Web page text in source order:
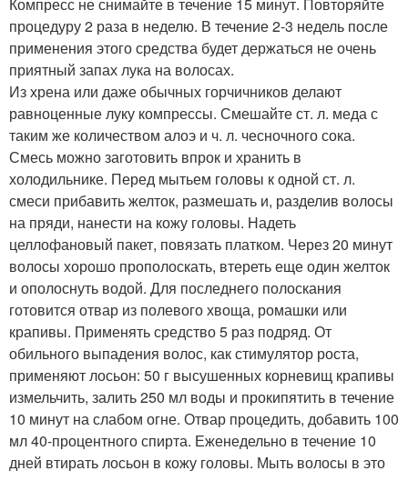
процедуру 2 раза в неделю. В течение 2-3 недель после
применения этого средства будет держаться не очень
приятный запах лука на волосах.
Из хрена или даже обычных горчичников делают
равноценные луку компрессы. Смешайте ст. л. меда с
таким же количеством алоэ и ч. л. чесночного сока.
Смесь можно заготовить впрок и хранить в
холодильнике. Перед мытьем головы к одной ст. л.
смеси прибавить желток, размешать и, разделив волосы
на пряди, нанести на кожу головы. Надеть
целлофановый пакет, повязать платком. Через 20 минут
волосы хорошо прополоскать, втереть еще один желток
и ополоснуть водой. Для последнего полоскания
готовится отвар из полевого хвоща, ромашки или
крапивы. Применять средство 5 раз подряд. От
обильного выпадения волос, как стимулятор роста,
применяют лосьон: 50 г высушенных корневищ крапивы
измельчить, залить 250 мл воды и прокипятить в течение
10 минут на слабом огне. Отвар процедить, добавить 100
мл 40-процентного спирта. Еженедельно в течение 10
дней втирать лосьон в кожу головы. Мыть волосы в это